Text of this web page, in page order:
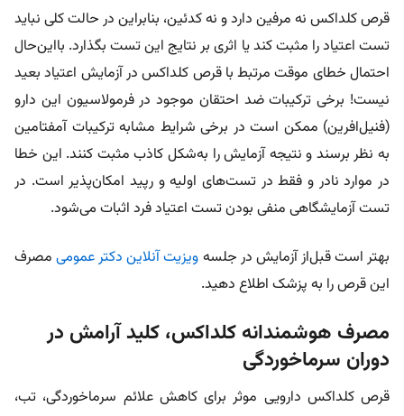
قرص کلداکس نه مرفین دارد و نه کدئین، بنابراین در حالت کلی نباید
تست اعتیاد را مثبت کند یا اثری بر نتایج این تست بگذارد. با‌این‌حال
احتمال خطای موقت مرتبط با قرص کلداکس در آزمایش اعتیاد بعید
نیست! برخی ترکیبات ضد احتقان موجود در فرمولاسیون‌ این دارو
(فنیل‌افرین) ممکن است در برخی شرایط مشابه ترکیبات آمفتامین
به نظر برسند و نتیجه آزمایش را به‌شکل کاذب مثبت کنند. این خطا
در موارد نادر و فقط در تست‌های اولیه و رپید امکان‌پذیر است. در
تست آزمایشگاهی منفی بودن تست اعتیاد فرد اثبات می‌شود.
بهتر است قبل‌از آزمایش در جلسه ویزیت آنلاین دکتر عمومیمصرف
این قرص را به پزشک اطلاع دهید.
مصرف هوشمندانه کلداکس، کلید آرامش در
دوران سرماخوردگی
قرص کلداکس دارویی موثر برای کاهش علائم سرماخوردگی، تب،